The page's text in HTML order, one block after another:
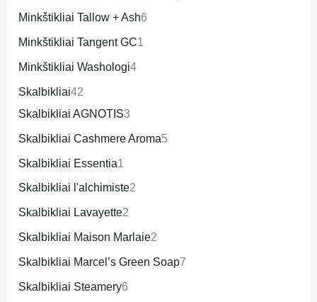
Minkštikliai Tallow + Ash6
Minkštikliai Tangent GC1
Minkštikliai Washologi4
Skalbikliai42
Skalbikliai AGNOTIS3
Skalbikliai Cashmere Aroma5
Skalbikliai Essentia1
Skalbikliai l'alchimiste2
Skalbikliai Lavayette2
Skalbikliai Maison Marlaie2
Skalbikliai Marcel’s Green Soap7
Skalbikliai Steamery6